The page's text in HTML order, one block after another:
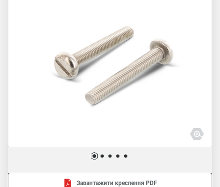
Завантажити креслення PDF